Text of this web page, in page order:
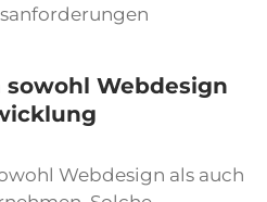
sowohl Webdesign
Webdesign als auch